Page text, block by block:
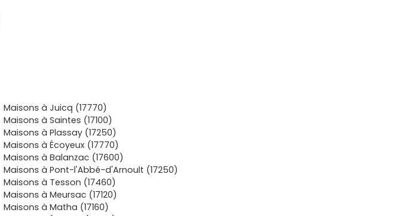
Maisons à Juicq (17770)
Maisons à Saintes (17100)
Maisons à Plassay (17250)
Maisons à Écoyeux (17770)
Maisons à Balanzac (17600)
Maisons à Pont-l'Abbé-d'Arnoult (17250)
Maisons à Tesson (17460)
Maisons à Meursac (17120)
Maisons à Matha (17160)